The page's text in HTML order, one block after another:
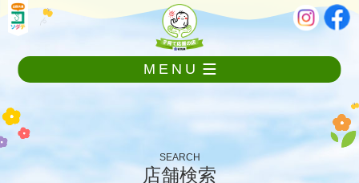
ニ
し
て
本
MENU
SEARCH
店舗検索